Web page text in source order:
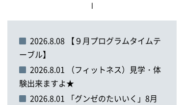
2026.8.08 【９月プログラムタイムテ
ーブル】
2026.8.01 （フィットネス）見学・体
験出来ますよ★
2026.8.01 「グンゼのたいいく」8月